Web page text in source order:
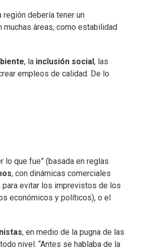
región debería tener un
áreas, como estabilidad
, la inclusión social , las
empleos de calidad. De lo
lo que fue” (basada en reglas
, con dinámicas comerciales
evitar los imprevistos de los
económicos y políticos), o el
, en medio de la pugna de las
nivel. “Antes se hablaba de la